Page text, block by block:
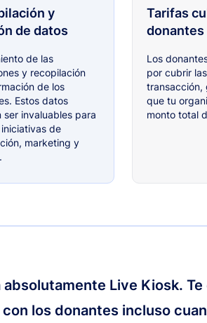
y
de datos
de las
y recopilación
de los
Estos datos
ser invaluables para
de
marketing y
Tarifas
donantes
Los
por cubrir
transacción,
que tu
monto total
absolutamente Live Kiosk.
los donantes incluso